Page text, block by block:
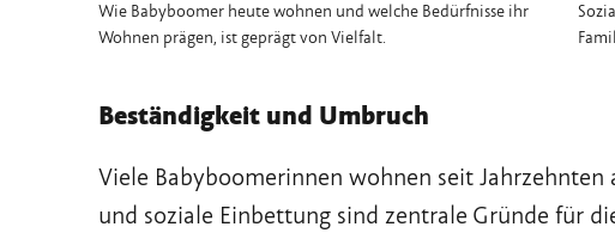
Wie Babyboomer heute wohnen und welche Bedürfnisse ihr
Wohnen prägen, ist geprägt von Vielfalt.
Beständigkeit und Umbruch
Viele Babyboomerinnen wohnen seit
und soziale Einbettung sind zentrale Gründe für